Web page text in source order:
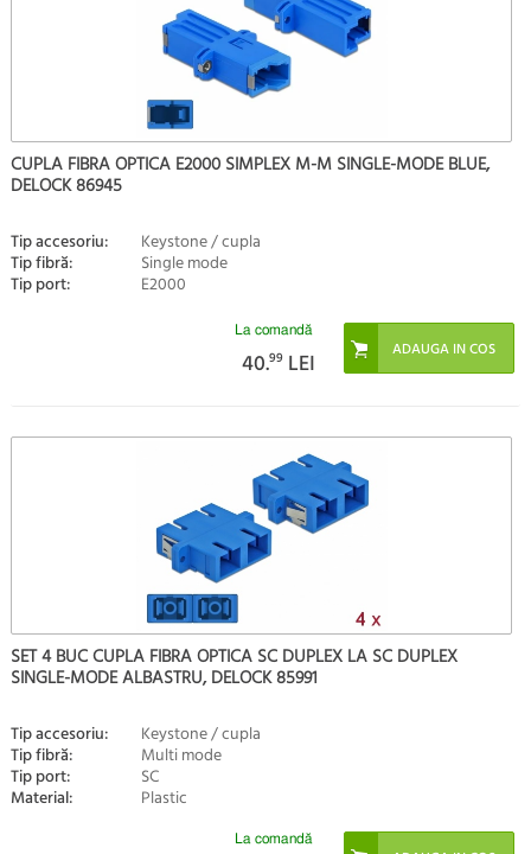
CUPLA FIBRA OPTICA E2000 SIMPLEX M-M SINGLE-MODE BLUE,
DELOCK 86945
Tip accesoriu: Keystone / cupla
Tip fibră: Single mode
Tip port: E2000
La comandă
40.99 LEI
SET 4 BUC CUPLA FIBRA OPTICA SC DUPLEX LA SC DUPLEX
SINGLE-MODE ALBASTRU, DELOCK 85991
Tip accesoriu: Keystone / cupla
Tip fibră: Multi mode
Tip port: SC
Material: Plastic
La comandă